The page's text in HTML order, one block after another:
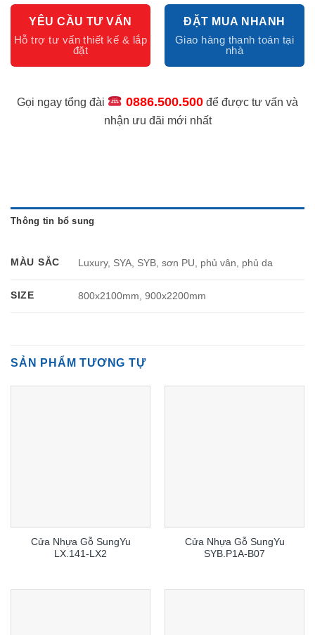
YÊU CẦU TƯ VẤN ĐẶT MUA NHANH
Gọi ngay tổng đài 0886.500.500để được tư vấn và
nhận ưu đãi mới nhất
Thông tin bổ sung
MÀU SẮC Luxury, SYA, SYB, sơn PU, phủ vân, phủ da
SIZE 800x2100mm, 900x2200mm
SẢN PHẨM TƯƠNG TỰ
Cửa Nhựa Gỗ SungYu
LX.141-LX2
Cửa Nhựa Gỗ SungYu
SYB.P1A-B07